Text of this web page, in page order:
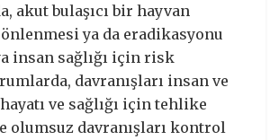
akut bulaşıcı bir hayvan
önlenmesi ya da eradikasyonu
insan sağlığı için risk
davranışları insan ve
ve sağlığı için tehlike
olumsuz davranışları kontrol